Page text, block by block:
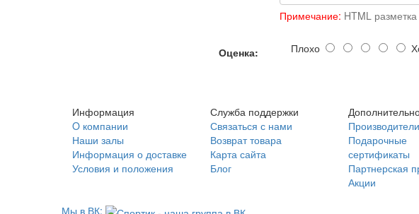
Примечание: HTML
Оценка: Плохо
Информация
O компании
Наши залы
Информация о доставке
Условия и положения
Служба поддержки
Связаться с нами
Возврат товара
Карта сайта
Блог
Производители
Подарочные
сертификаты
Партнерская
Акции
Мы в ВК: